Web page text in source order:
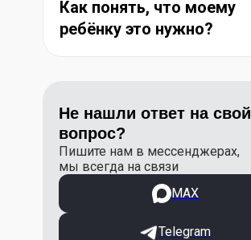
Как понять, что моему
ребёнку это нужно?
Не нашли ответ на свой
вопрос?
Пишите нам в мессенджерах,
мы всегда на связи
МАХ
Telegram